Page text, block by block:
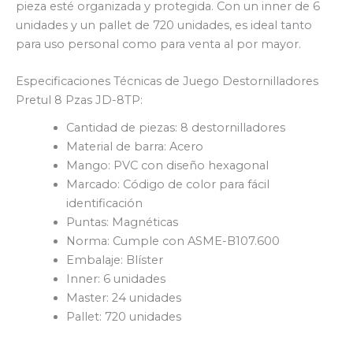
pieza esté organizada y protegida. Con un inner de 6
unidades y un pallet de 720 unidades, es ideal tanto
para uso personal como para venta al por mayor.
Especificaciones Técnicas de Juego Destornilladores
Pretul 8 Pzas JD-8TP:
Cantidad de piezas: 8 destornilladores
Material de barra: Acero
Mango: PVC con diseño hexagonal
Marcado: Código de color para fácil
identificación
Puntas: Magnéticas
Norma: Cumple con ASME-B107.600
Embalaje: Blíster
Inner: 6 unidades
Master: 24 unidades
Pallet: 720 unidades